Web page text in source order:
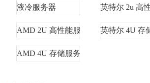
液冷服务器 英特尔 2u 高
AMD 2U 高性能服务器 英特尔 4U 存
AMD 4U 存储服务器